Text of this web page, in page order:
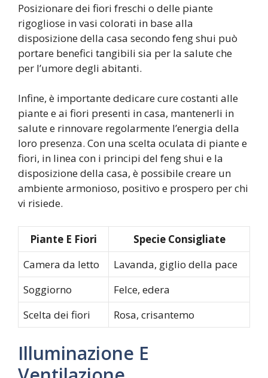
Posizionare dei fiori freschi o delle piante
rigogliose in vasi colorati in base alla
disposizione della casa secondo feng shui può
portare benefici tangibili sia per la salute che
per l’umore degli abitanti.
Infine, è importante dedicare cure costanti alle
piante e ai fiori presenti in casa, mantenerli in
salute e rinnovare regolarmente l’energia della
loro presenza. Con una scelta oculata di piante e
fiori, in linea con i principi del feng shui e la
disposizione della casa, è possibile creare un
ambiente armonioso, positivo e prospero per chi
vi risiede.
Piante E Fiori
Specie Consigliate
Camera da letto
Lavanda, giglio della pace
Soggiorno
Felce, edera
Scelta dei fiori
Rosa, crisantemo
Illuminazione E